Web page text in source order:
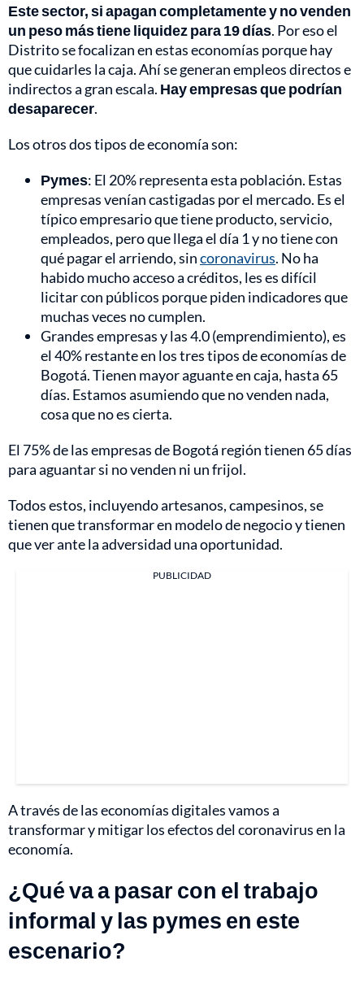
Este sector, si apagan completamente y no venden
un peso más tiene liquidez para 19 días. Por eso el
Distrito se focalizan en estas economías porque hay
que cuidarles la caja. Ahí se generan empleos directos e
indirectos a gran escala. Hay empresas que podrían
desaparecer.
Los otros dos tipos de economía son:
Pymes: El 20% representa esta población. Estas
empresas venían castigadas por el mercado. Es el
típico empresario que tiene producto, servicio,
empleados, pero que llega el día 1 y no tiene con
qué pagar el arriendo, sincoronavirus. No ha
habido mucho acceso a créditos, les es difícil
licitar con públicos porque piden indicadores que
muchas veces no cumplen.
Grandes empresas y las 4.0 (emprendimiento), es
el 40% restante en los tres tipos de economías de
Bogotá. Tienen mayor aguante en caja, hasta 65
días. Estamos asumiendo que no venden nada,
cosa que no es cierta.
El 75% de las empresas de Bogotá región tienen 65 días
para aguantar si no venden ni un frijol.
Todos estos, incluyendo artesanos, campesinos, se
tienen que transformar en modelo de negocio y tienen
que ver ante la adversidad una oportunidad.
PUBLICIDAD
A través de las economías digitales vamos a
transformar y mitigar los efectos del coronavirus en la
economía.
¿Qué va a pasar con el trabajo
informal y las pymes en este
escenario?